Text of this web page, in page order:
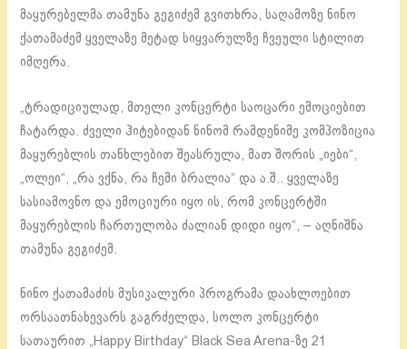
მაყურებელმა თამუნა გეგიძემ გვითხრა, საღამოზე ნინო
ქათამაძემ ყველაზე მეტად სიყვარულზე ჩვეული სტილით
იმღერა.
„ტრადიციულად, მთელი კონცერტი საოცარი ემოციებით
ჩატარდა. ძველი ჰიტებიდან ნინომ რამდენიმე კომპოზიცია
მაყურებლის თანხლებით შეასრულა, მათ შორის „იები“,
„ოლეი“, „რა ვქნა, რა ჩემი ბრალია“ და ა.შ.. ყველაზე
სასიამოვნო და ემოციური იყო ის, რომ კონცერტში
მაყურებლის ჩართულობა ძალიან დიდი იყო“, – აღნიშნა
თამუნა გეგიძემ.
ნინო ქათამაძის მუსიკალური პროგრამა დაახლოებით
ორსაათნახევარს გაგრძელდა, სოლო კონცერტი
სათაურით „Happy Birthday“ Black Sea Arena-ზე 21